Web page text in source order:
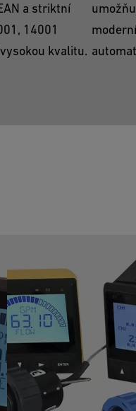
a striktní
14001
kvalitu.